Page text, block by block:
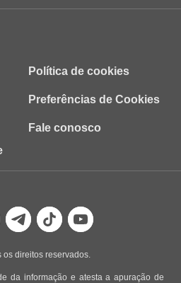
Política de cookies
Preferências de Cookies
Fale conosco
os direitos reservados.
da informação e atesta a apuração de